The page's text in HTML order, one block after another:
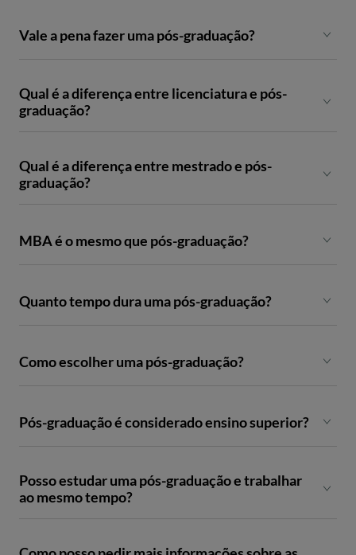
Vale a pena fazer uma pós-graduação?
Qual é a diferença entre licenciatura e pós-
graduação?
Qual é a diferença entre mestrado e pós-
graduação?
MBA é o mesmo que pós-graduação?
Um MBA (Master of Business Administration) é um tipo
na área de especialização e nos objetivos do curso.
Design Systems, Marketing Criativo, Inteligência Artificial,
encontrarás pós-graduações orientadas para criatividade,
tecnologia, design, comunicação e inovação, adaptadas às
necessidades atuais das empresas e das indústrias criativas.
Quanto tempo dura uma pós-graduação?
Como escolher uma pós-graduação?
Pós-graduação é considerado ensino superior?
Posso estudar uma pós-graduação e trabalhar
ao mesmo tempo?